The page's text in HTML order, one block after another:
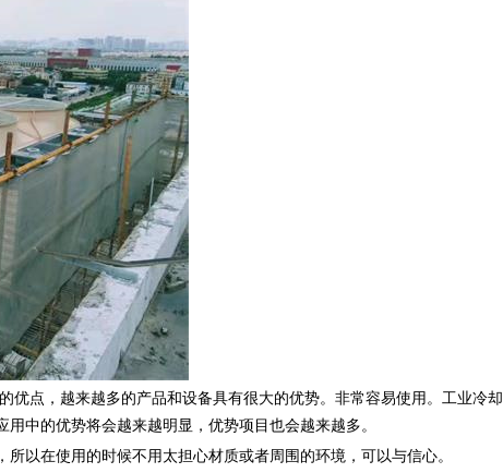
点，越来越多的产品和设备具有很大的优势。非常容易使用。 工业冷却
中的优势将会越来越明显，优势项目也会越来越多。
以在使用的时候不用太担心材质或者周围的环境，可以与信心。